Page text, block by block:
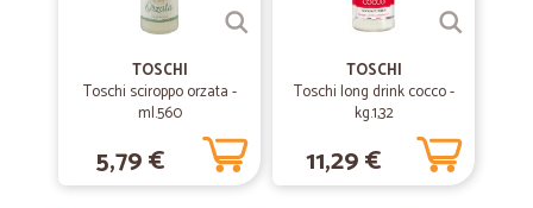
PRODOTTI ECCEZIONALI PREZZI OTTIMI E SPEDIZIONE VELOCISSIMA
15/12/2018
—Stefano G.
Velicissima a livello amministrativo…
Velicissima a livello amministrativo -invio conferma d'ordine e
fattura- veloce nella consegna
TOSCHI
Toschi sciroppo orzata -
ml.560
5,79 €
TOSCHI
Toschi long drink cocco -
kg.1,32
11,29 €